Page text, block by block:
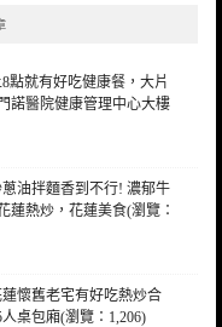
點就有好吃健康餐，大片
諾醫院健康管理中心大樓
油拌麵香到不行! 濃郁牛
蓮熱炒，花蓮美食(瀏覽：
懷舊老宅有好吃熱炒合
桌包廂(瀏覽：1,206)